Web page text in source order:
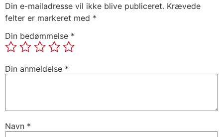
Din e-mailadresse vil ikke blive publiceret. Krævede
felter er markeret med *
Din bedømmelse *
Din anmeldelse *
Navn *